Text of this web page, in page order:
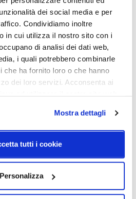
dei social media e per
Condividiamo inoltre
in cui utilizza il nostro sito con i
di analisi dei dati web,
i quali potrebbero combinarle
che ha fornito loro o che hanno
dei loro servizi. Acconsenta ai
Mostra dettagli
tutti i cookie
Personalizza
V | 23 W DC - 26 W AC
Dimensione
Ø24
Sorgente luminosa
Classe energetica
A++